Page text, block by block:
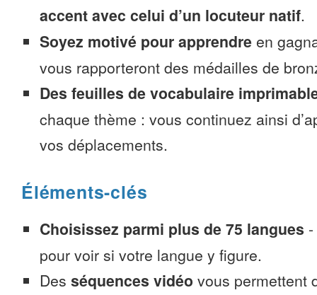
accent avec celui d’un locuteur natif.
Soyez motivé pour apprendre en
vous rapporteront des médailles de
Des feuilles de vocabulaire
chaque thème : vous continuez ainsi
vos déplacements.
Éléments-clés
Choisissez parmi plus de 75 langues -
pour voir si votre langue y figure.
Des séquences vidéo vous permettent